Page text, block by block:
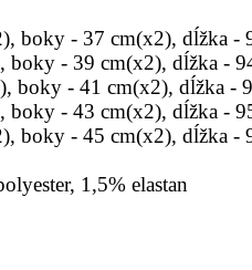
boky - 37 cm(x2), dĺžka -
boky - 39 cm(x2), dĺžka -
boky - 41 cm(x2), dĺžka -
- 43 cm(x2), dĺžka -
boky - 45 cm(x2), dĺžka -
1,5% elastan